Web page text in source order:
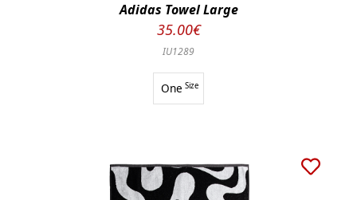
Adidas Towel Large
35.00€
IU1289
One Size